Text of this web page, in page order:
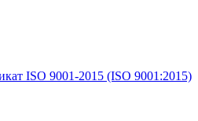
ISO 9001-2015 (ISO 9001:2015)